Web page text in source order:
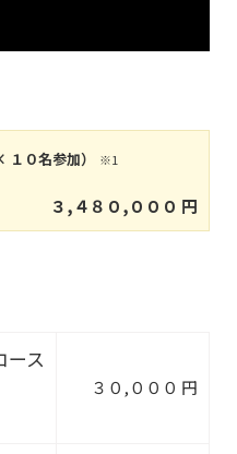
０名参加） ※1
３,４８０,０００ 円
ース
３０,０００ 円